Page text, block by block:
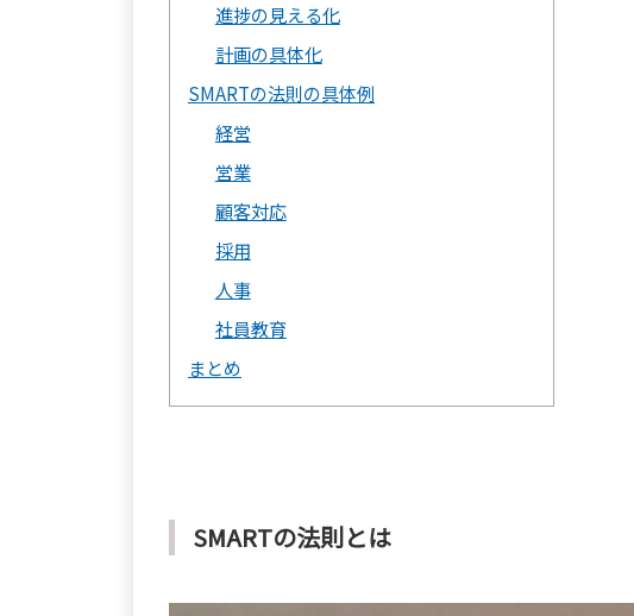
進捗の見える化
計画の具体化
SMARTの法則の具体例
経営
営業
顧客対応
採用
人事
社員教育
まとめ
SMARTの法則とは